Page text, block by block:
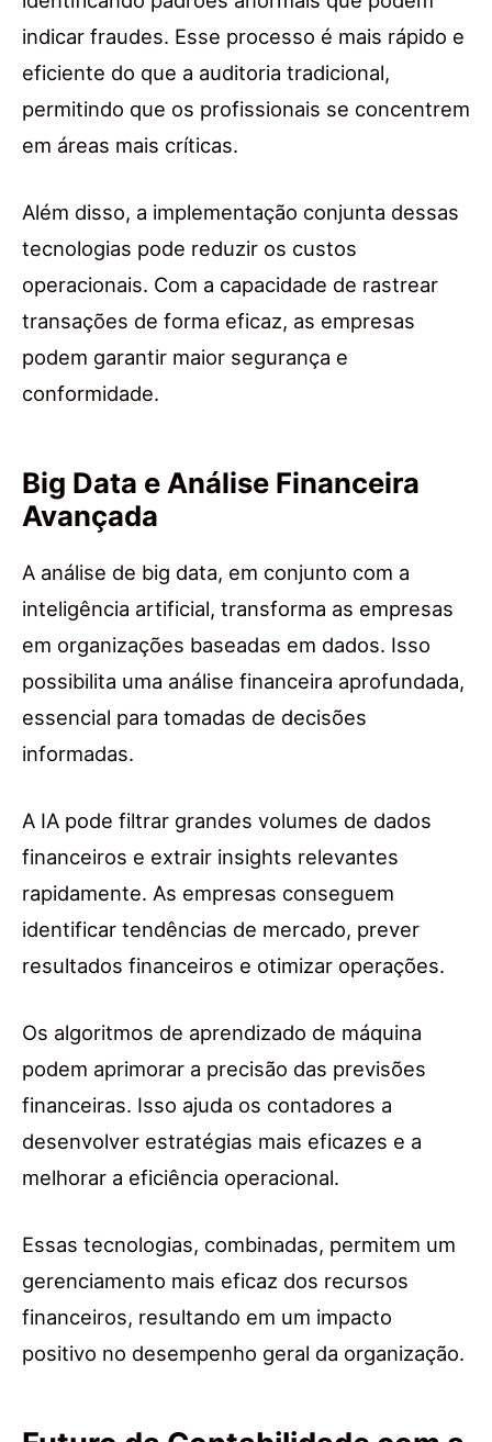
indicar fraudes. Esse processo é mais rápido e
eficiente do que a auditoria tradicional,
permitindo que os profissionais se concentrem
em áreas mais críticas.
Além disso, a implementação conjunta dessas
tecnologias pode reduzir os custos
operacionais. Com a capacidade de rastrear
transações de forma eficaz, as empresas
podem garantir maior segurança e
conformidade.
Big Data e Análise Financeira
Avançada
A análise de big data, em conjunto com a
inteligência artificial, transforma as empresas
em organizações baseadas em dados. Isso
possibilita uma análise financeira aprofundada,
essencial para tomadas de decisões
informadas.
A IA pode filtrar grandes volumes de dados
financeiros e extrair insights relevantes
rapidamente. As empresas conseguem
identificar tendências de mercado, prever
resultados financeiros e otimizar operações.
Os algoritmos de aprendizado de máquina
podem aprimorar a precisão das previsões
financeiras. Isso ajuda os contadores a
desenvolver estratégias mais eficazes e a
melhorar a eficiência operacional.
Essas tecnologias, combinadas, permitem um
gerenciamento mais eficaz dos recursos
financeiros, resultando em um impacto
positivo no desempenho geral da organização.